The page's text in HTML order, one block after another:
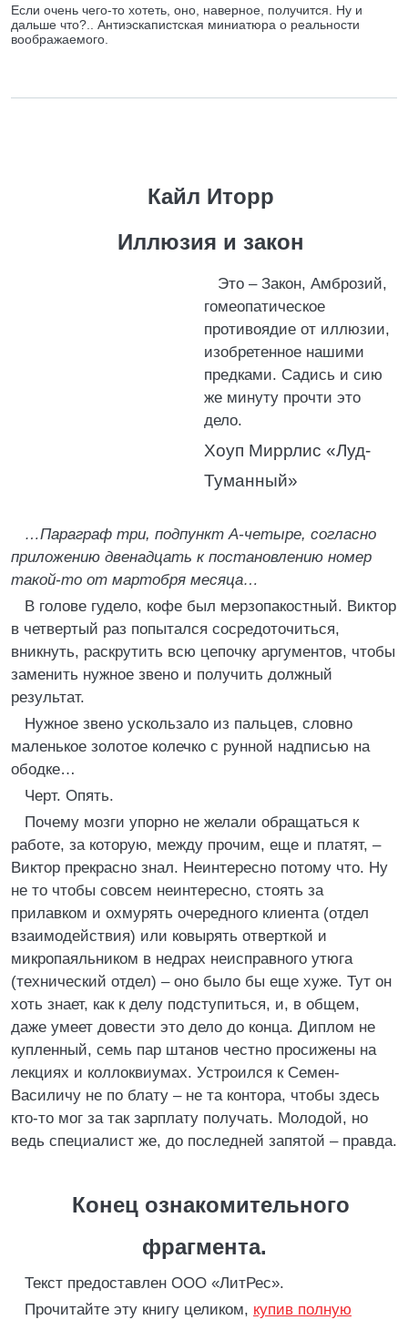
Если очень чего-то хотеть, оно, наверное, получится. Ну и
дальше что?.. Антиэскапистская миниатюра о реальности
воображаемого.
Кайл Иторр
Иллюзия и закон
Это – Закон, Амброзий,
гомеопатическое
противоядие от иллюзии,
изобретенное нашими
предками. Садись и сию
же минуту прочти это
дело.
Хоуп Миррлис «Луд-
Туманный»
…Параграф три, подпункт А-четыре, согласно
приложению двенадцать к постановлению номер
такой-то от мартобря месяца…
В голове гудело, кофе был мерзопакостный. Виктор
в четвертый раз попытался сосредоточиться,
вникнуть, раскрутить всю цепочку аргументов, чтобы
заменить нужное звено и получить должный
результат.
Нужное звено ускользало из пальцев, словно
маленькое золотое колечко с рунной надписью на
ободке…
Черт. Опять.
Почему мозги упорно не желали обращаться к
работе, за которую, между прочим, еще и платят, –
Виктор прекрасно знал. Неинтересно потому что. Ну
не то чтобы совсем неинтересно, стоять за
прилавком и охмурять очередного клиента (отдел
взаимодействия) или ковырять отверткой и
микропаяльником в недрах неисправного утюга
(технический отдел) – оно было бы еще хуже. Тут он
хоть знает, как к делу подступиться, и, в общем,
даже умеет довести это дело до конца. Диплом не
купленный, семь пар штанов честно просижены на
лекциях и коллоквиумах. Устроился к Семен-
Василичу не по блату – не та контора, чтобы здесь
кто-то мог за так зарплату получать. Молодой, но
ведь специалист же, до последней запятой – правда.
Конец ознакомительного
фрагмента.
Текст предоставлен ООО «ЛитРес».
Прочитайте эту книгу целиком, купив полную